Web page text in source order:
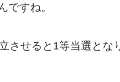
ですね。
させると1等当選とな